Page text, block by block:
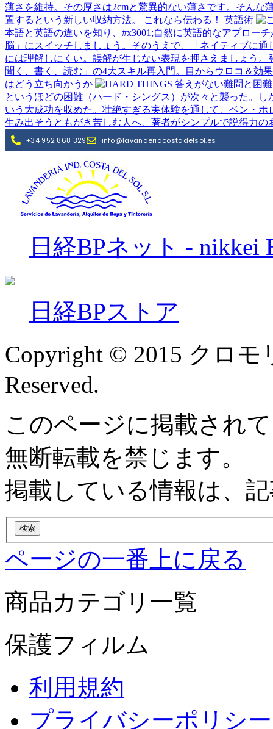
薄さを維持。その厚さは2cmと驚異的ない薄さです。そん
置するという新しい収納方法。
これなら伝わる！ 英語術
本語と英語の違いを知り、#x3001;自然に英語的なアプロー
脳」にスイッチしましょう。そのうえで、「ネイティブに
には理解しにくい。誤解が生じない表現を押さえましょう
聞く、書く、読む」の4大スキル再入門。目からウロコ＆効
はどう立ち向かうか
というほどの困難（ハード・シングス）が次々と襲った。
いう大成功を収めた。壮絶すぎる実体験を通して、ベン・
生み出そうともがき苦しむ人へ、著者がシンプルで説得力の
日経BPネット - nikkei
日経BPストア
Copyright © 2015 クロモ
Reserved.
このページに掲載され
無断転載を禁じます。
掲載している情報は、
ページの一番上に戻る
商品カテゴリ一覧
保護フィルム
利用規約
プライバシーポリシー